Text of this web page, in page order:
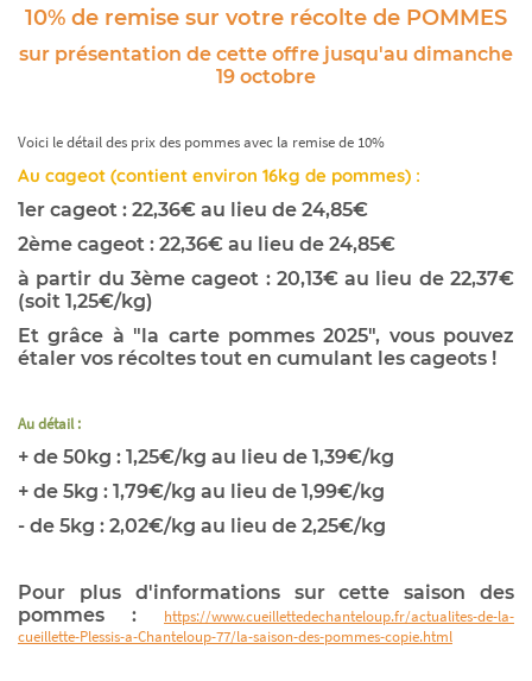
10% de remise sur votre récolte de POMMES
sur présentation de cette offre jusqu'au dimanche
19 octobre
Voici le détail des prix des pommes avec la remise de 10%
Au cageot (contient environ 16kg de pommes) :
1er cageot : 22,36€ au lieu de 24,85€
2ème cageot : 22,36€ au lieu de 24,85€
à partir du 3ème cageot : 20,13€ au lieu de 22,37€
(soit 1,25€/kg)
Et grâce à "la carte pommes 2025", vous pouvez
étaler vos récoltes tout en cumulant les cageots !
Au détail :
+ de 50kg : 1,25€/kg au lieu de 1,39€/kg
+ de 5kg : 1,79€/kg au lieu de 1,99€/kg
- de 5kg : 2,02€/kg au lieu de 2,25€/kg
Pour plus d'informations sur cette saison des
pommes :
https://www.cueillettedechanteloup.fr/actualites-de-la-
cueillette-Plessis-a-Chanteloup-77/la-saison-des-pommes-copie.html